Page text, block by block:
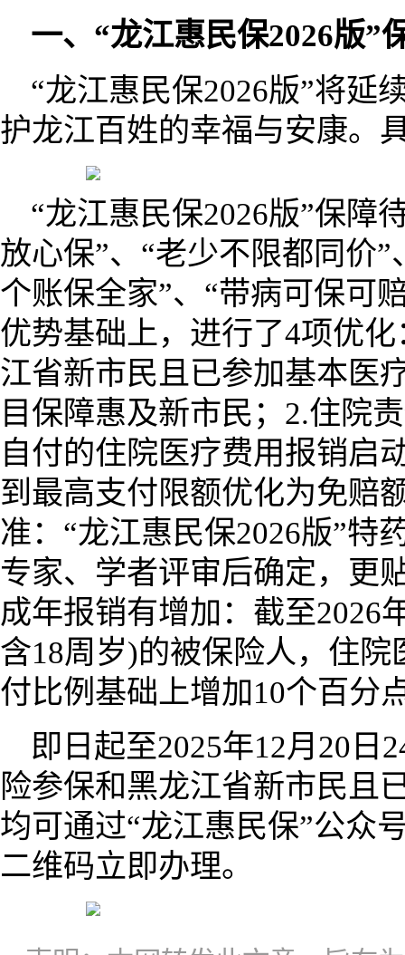
一、“龙江惠民保2026版”
“龙江惠民保2026版”将延
护龙江百姓的幸福与安康。
“龙江惠民保2026版”保障
放心保”、“老少不限都同价
个账保全家”、“带病可保可
优势基础上，进行了4项优
江省新市民且已参加基本医
目保障惠及新市民；2.住院
自付的住院医疗费用报销启
到最高支付限额优化为免赔
准：“龙江惠民保2026版”特
专家、学者评审后确定，更
成年报销有增加：截至2026
含18周岁)的被保险人，住
付比例基础上增加10个百分
即日起至2025年12月20日
险参保和黑龙江省新市民且
均可通过“龙江惠民保”公众
二维码立即办理。